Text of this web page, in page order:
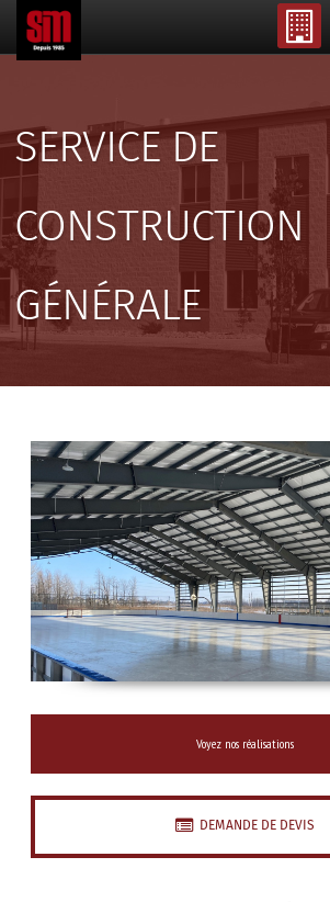
SERVICE DE
CONSTRUCTION
GÉNÉRALE
Voyez nos réalisations
DEMANDE DE DEVIS